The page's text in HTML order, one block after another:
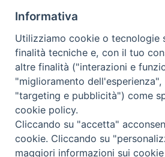
86170 Isernia
086550849
I nostri
Copyright © 2018 - Diocesi di
90008750946). Riproduzione
Informativa
Utilizziamo cookie o tecnologie
finalità tecniche e, con il tuo
altre finalità ("interazioni e
"miglioramento
"targeting e pubblicità") come
cookie policy.
Cliccando su "accetta"
cookie. Cliccando su
maggiori informazioni sui